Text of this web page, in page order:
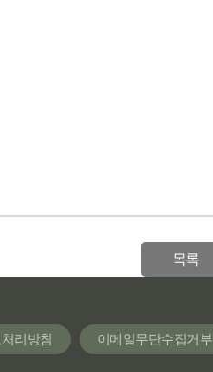
목록
리방침 이메일무단수집거부